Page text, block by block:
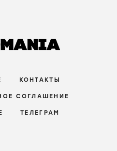
КОНТАКТЫ
СОГЛАШЕНИЕ
ТЕЛЕГРАМ